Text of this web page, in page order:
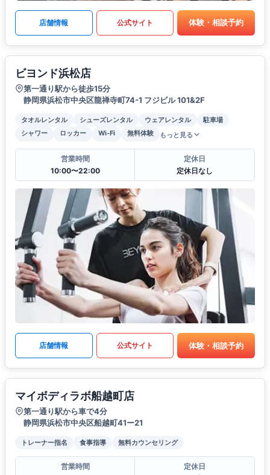
店舗情報 公式サイト 体験・相談予約
ビヨンド浜松店
第一通り駅から徒歩15分
静岡県浜松市中央区龍禅寺町74-1 フジビル 101&2F
タオルレンタル シューズレンタル ウェアレンタル
駐車場
シャワー
ロッカー Wi-Fi 無料体験 もっと見る
営業時間
10:00〜22:00
定休日
定休日なし
店舗情報 公式サイト 体験・相談予約
マイボディラボ船越町店
第一通り駅から車で4分
静岡県浜松市中央区船越町41ー21
トレーナー指名 食事指導 無料カウンセリング
営業時間
定休日